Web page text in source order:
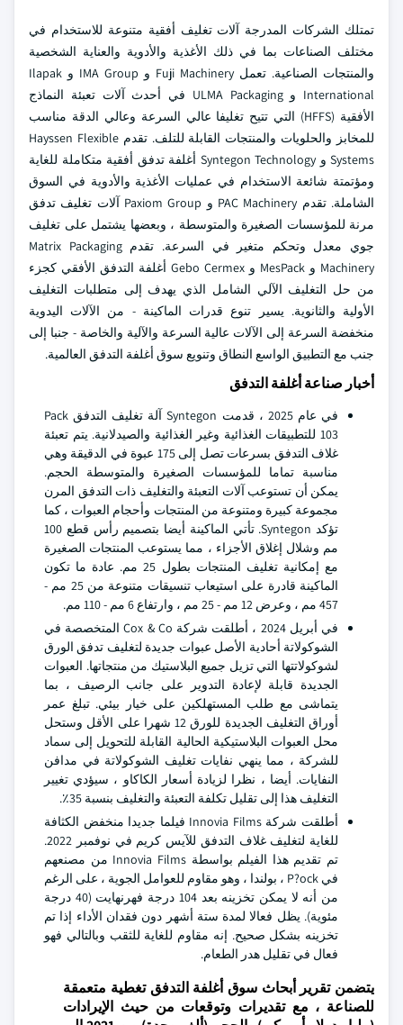
تمتلك الشركات المدرجة آلات تغليف أفقية متنوعة للاستخدام في
مختلف الصناعات بما في ذلك الأغذية والأدوية والعناية الشخصية
والمنتجات الصناعية. تعمل Fuji Machinery و IMA Group و Ilapak
International و ULMA Packaging في أحدث آلات تعبئة النماذج
الأفقية (HFFS) التي تتيح تغليفا عالي السرعة وعالي الدقة مناسب
للمخابز والحلويات والمنتجات القابلة للتلف. تقدم Hayssen Flexible
Systems و Syntegon Technology أغلفة تدفق أفقية متكاملة للغاية
ومؤتمتة شائعة الاستخدام في عمليات الأغذية والأدوية في السوق
الشاملة. تقدم PAC Machinery و Paxiom Group آلات تغليف تدفق
مرنة للمؤسسات الصغيرة والمتوسطة ، وبعضها يشتمل على تغليف
جوي معدل وتحكم متغير في السرعة. تقدم Matrix Packaging
Machinery و MesPack و Gebo Cermex أغلفة التدفق الأفقي كجزء
من حل التغليف الآلي الشامل الذي يهدف إلى متطلبات التغليف
الأولية والثانوية. يسير تنوع قدرات الماكينة - من الآلات اليدوية
منخفضة السرعة إلى الآلات عالية السرعة والآلية والخاصة - جنبا إلى
جنب مع التطبيق الواسع النطاق وتنويع سوق أغلفة التدفق العالمية.
أخبار صناعة أغلفة التدفق
في عام 2025 ، قدمت Syntegon آلة تغليف التدفق Pack
103 للتطبيقات الغذائية وغير الغذائية والصيدلانية. يتم تعبئة
غلاف التدفق بسرعات تصل إلى 175 عبوة في الدقيقة وهي
مناسبة تماما للمؤسسات الصغيرة والمتوسطة الحجم.
يمكن أن تستوعب آلات التعبئة والتغليف ذات التدفق المرن
مجموعة كبيرة ومتنوعة من المنتجات وأحجام العبوات ، كما
تؤكد Syntegon. تأتي الماكينة أيضا بتصميم رأس قطع 100
مم وشلال إغلاق الأجزاء ، مما يستوعب المنتجات الصغيرة
مع إمكانية تغليف المنتجات بطول 25 مم. عادة ما تكون
الماكينة قادرة على استيعاب تنسيقات متنوعة من 25 مم -
457 مم ، وعرض 12 مم - 25 مم ، وارتفاع 6 مم - 110 مم.
في أبريل 2024 ، أطلقت شركة Cox & Co المتخصصة في
الشوكولاتة أحادية الأصل عبوات جديدة لتغليف تدفق الورق
لشوكولاتتها التي تزيل جميع البلاستيك من منتجاتها. العبوات
الجديدة قابلة لإعادة التدوير على جانب الرصيف ، بما
يتماشى مع طلب المستهلكين على خيار بيئي. تبلغ عمر
أوراق التغليف الجديدة للورق 12 شهرا على الأقل وستحل
محل العبوات البلاستيكية الحالية القابلة للتحويل إلى سماد
للشركة ، مما ينهي نفايات تغليف الشوكولاتة في مدافن
النفايات. أيضا ، نظرا لزيادة أسعار الكاكاو ، سيؤدي تغيير
التغليف هذا إلى تقليل تكلفة التعبئة والتغليف بنسبة 35٪.
أطلقت شركة Innovia Films فيلما جديدا منخفض الكثافة
للغاية لتغليف غلاف التدفق للآيس كريم في نوفمبر 2022.
تم تقديم هذا الفيلم بواسطة Innovia Films من مصنعهم
في P?ock ، بولندا ، وهو مقاوم للعوامل الجوية ، على الرغم
من أنه لا يمكن تخزينه بعد 104 درجة فهرنهايت (40 درجة
مئوية). يظل فعالا لمدة ستة أشهر دون فقدان الأداء إذا تم
تخزينه بشكل صحيح. إنه مقاوم للغاية للثقب وبالتالي فهو
فعال في تقليل هدر الطعام.
يتضمن تقرير أبحاث سوق أغلفة التدفق تغطية متعمقة
للصناعة ، مع تقديرات وتوقعات من حيث الإيرادات